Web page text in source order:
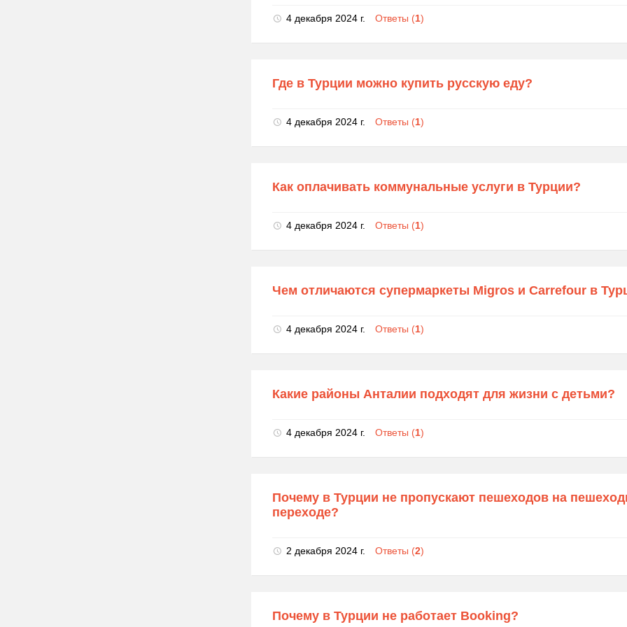
4 декабря 2024 г. Ответы (1)
Где в Турции можно купить русскую еду?
4 декабря 2024 г. Ответы (1)
Как оплачивать коммунальные услуги в Турции?
4 декабря 2024 г. Ответы (1)
Чем отличаются супермаркеты Migros и Carrefour в
4 декабря 2024 г. Ответы (1)
Какие районы Анталии подходят для жизни с детьми?
4 декабря 2024 г. Ответы (1)
Почему в Турции не пропускают пешеходов на
переходе?
2 декабря 2024 г. Ответы (2)
Почему в Турции не работает Booking?